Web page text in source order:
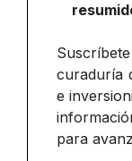
curaduría
e
para